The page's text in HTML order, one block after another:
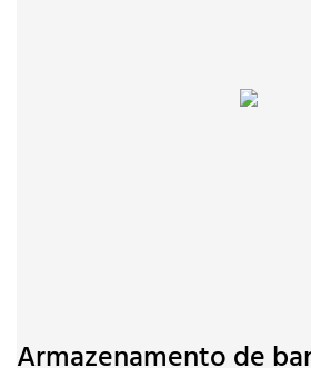
Armazenamento de